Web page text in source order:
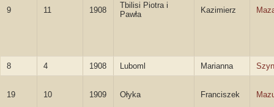
9 11 1908
Tbilisi Piotra i
Pawła
Kazimierz
8 4 1908 Luboml Marianna
19 10 1909 Ołyka Franciszek